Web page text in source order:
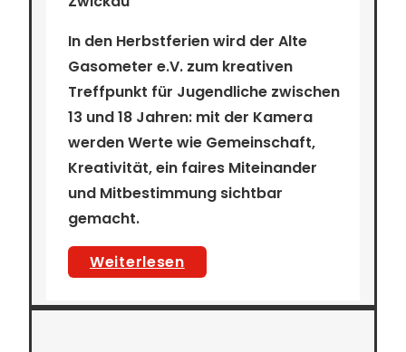
In den Herbstferien wird der Alte
Gasometer e.V. zum kreativen
Treffpunkt für Jugendliche zwischen
13 und 18 Jahren: mit der Kamera
werden Werte wie Gemeinschaft,
Kreativität, ein faires Miteinander
und Mitbestimmung sichtbar
gemacht.
WeiterlesenJugendferienprojekt